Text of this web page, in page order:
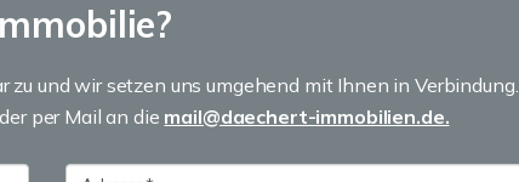
und wir setzen uns umgehend mit Ihnen in Verbindung.
per Mail an die mail@daechert-immobilien.de.